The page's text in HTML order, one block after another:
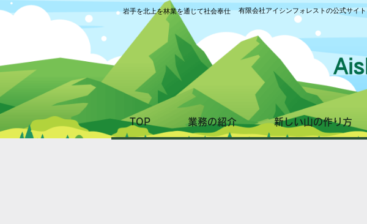
岩手を北上を林業を通じて社会奉仕 有限会社アイシンフォレストの公式サイト
TOP 業務の紹介 新しい山の作り方